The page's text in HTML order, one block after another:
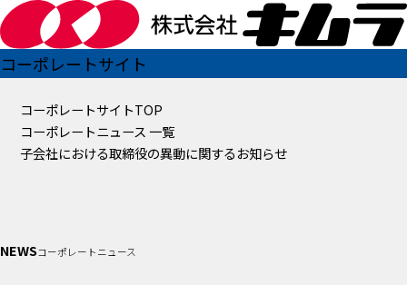
コーポレートサイト
コーポレートサイトTOP
コーポレートニュース 一覧
子会社における取締役の異動に関するお知らせ
NEWSコーポレートニュース